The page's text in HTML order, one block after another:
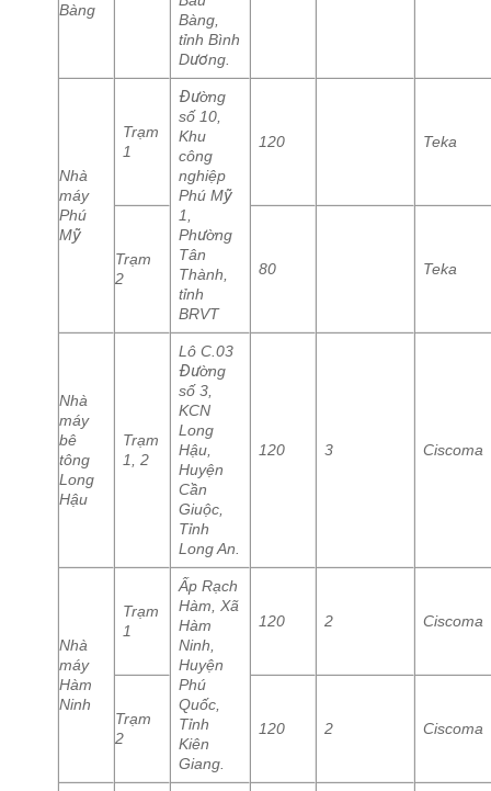
Bàng
Bàng,
tỉnh Bình
Dương.
Nhà
máy
Phú
Mỹ
Trạm
1
Đường
số 10,
Khu
công
nghiệp
Phú Mỹ
1,
Phường
Tân
Thành,
tỉnh
BRVT
120 Teka
Trạm
2
80 Teka
Nhà
máy
bê
tông
Long
Hậu
Trạm
1, 2
Lô C.03
Đường
số 3,
KCN
Long
Hậu,
Huyện
Cần
Giuộc,
Tỉnh
Long An.
120 3 Ciscoma
Nhà
máy
Hàm
Ninh
Trạm
1
Ấp Rạch
Hàm, Xã
Hàm
Ninh,
Huyện
Phú
Quốc,
Tỉnh
Kiên
Giang.
120 2 Ciscoma
Trạm
2
120 2 Ciscoma